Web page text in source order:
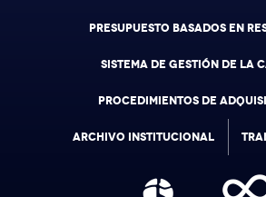
PRESUPUESTO BASADOS EN
SISTEMA DE GESTIÓN DE LA
PROCEDIMIENTOS DE
ARCHIVO INSTITUCIONAL